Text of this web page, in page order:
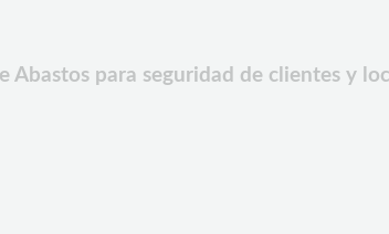
Abastos para seguridad de clientes y